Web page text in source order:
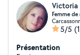
Victoria
Femme de
5/5
Présentation